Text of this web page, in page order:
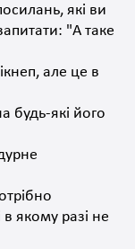
які ви
"А таке
але це в
будь-які його
якому разі не